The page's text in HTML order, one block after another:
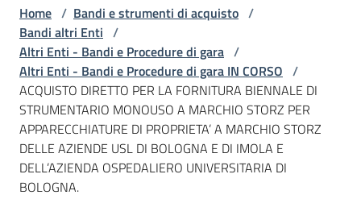
telematici
L'Agenzia
Bandi
e
strumenti
Home / Bandi e strumenti di acquisto /
Bandi altri Enti /
Altri Enti - Bandi e Procedure di gara /
Altri Enti - Bandi e Procedure di gara IN CORSO /
ACQUISTO DIRETTO PER LA FORNITURA BIENNALE DI
STRUMENTARIO MONOUSO A MARCHIO STORZ PER
APPARECCHIATURE DI PROPRIETA’ A MARCHIO STORZ
DELLE AZIENDE USL DI BOLOGNA E DI IMOLA E
DELL’AZIENDA OSPEDALIERO UNIVERSITARIA DI
BOLOGNA.